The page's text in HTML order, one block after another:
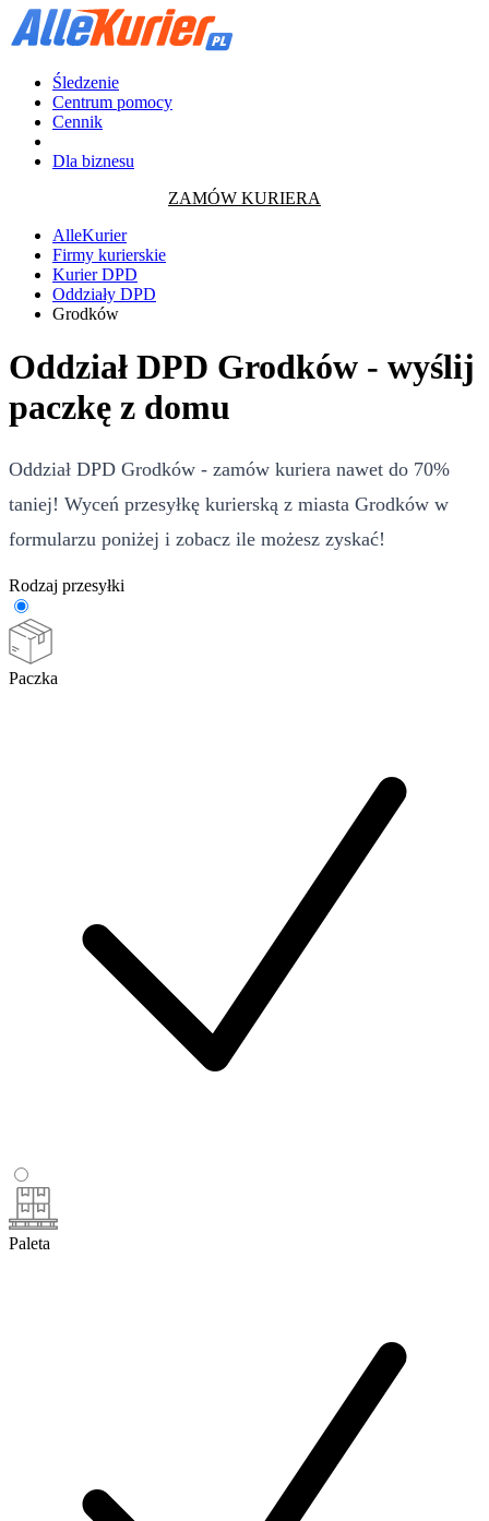
Śledzenie
Centrum pomocy
Cennik
Dla biznesu
ZAMÓW KURIERA
AlleKurier
Firmy kurierskie
Kurier DPD
Oddziały DPD
Grodków
Oddział DPD Grodków - wyślij
paczkę z domu
Oddział DPD Grodków - zamów kuriera nawet do 70%
taniej! Wyceń przesyłkę kurierską z miasta Grodków w
formularzu poniżej i zobacz ile możesz zyskać!
Rodzaj przesyłki
Paczka
Paleta